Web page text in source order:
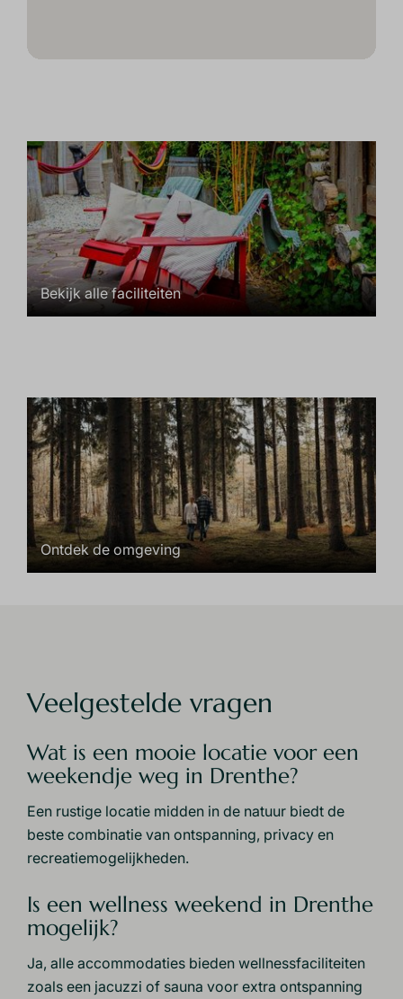
Bekijk alle faciliteiten
Ontdek de omgeving
Veelgestelde vragen
Wat is een mooie locatie voor een
weekendje weg in Drenthe?
Een rustige locatie midden in de natuur biedt de
beste combinatie van ontspanning, privacy en
recreatiemogelijkheden.
Is een wellness weekend in Drenthe
mogelijk?
Ja, alle accommodaties bieden wellnessfaciliteiten
zoals een jacuzzi of sauna voor extra ontspanning